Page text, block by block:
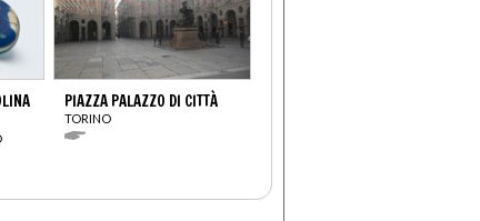
PIAZZA PALAZZO DI CITTÀ
TORINO